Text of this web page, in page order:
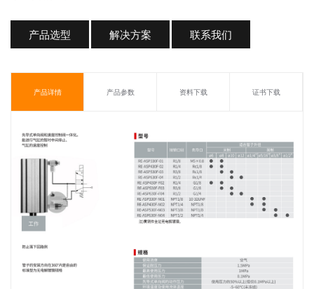
产品选型 解决方案 联系我们
产品详情 产品参数 资料下载 证书下载